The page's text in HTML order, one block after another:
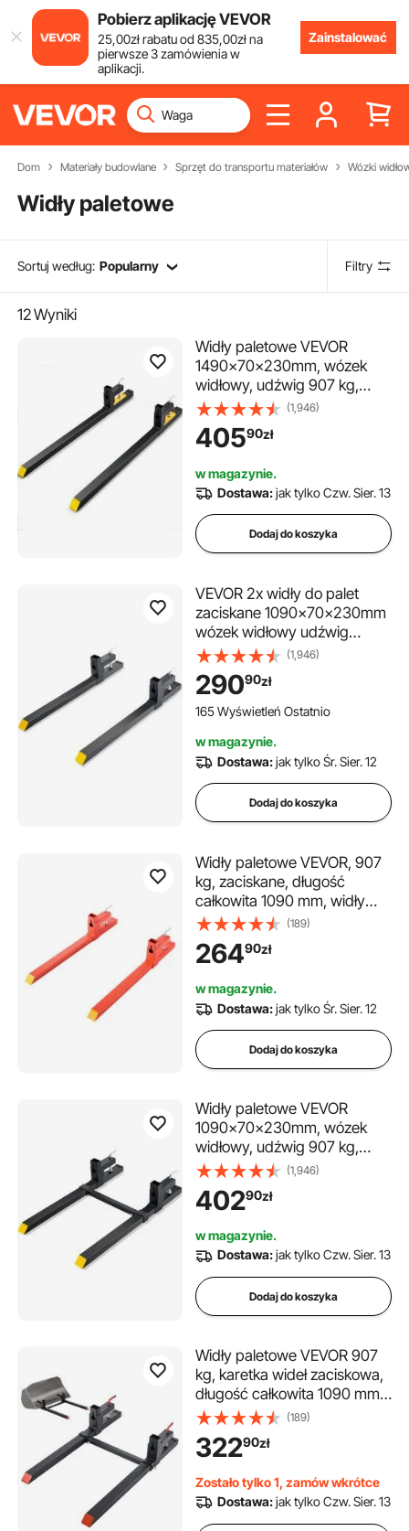
Pobierz aplikację VEVOR
25,00złrabatu od835,00złna
pierwsze 3 zamówienia w
aplikacji.
Zainstalować
Dom Materiały budowlane Sprzęt do transportu materiałów Wózki
Widły paletowe
Sortuj według: Popularny Filtry
12Wyniki
Widły paletowe VEVOR
1490x70x230mm, wózek
widłowy, udźwig 907 kg,
widły o długości całkowitej
149 cm z ostrzem 109,2 cm,
wózek widłowy, zęby wózka
czołowa, rama palety
(1,946)
40590zł
w magazynie.
Dostawa:jak tylko Czw. Sier. 13
Dodaj do koszyka
VEVOR 2x widły do ​​palet
zaciskane 1090x70x230mm
wózek widłowy udźwig
907kg widły o długości
całkowitej 109cm z ostrzem
wideł 76,2cm wózek widłowy
zęby wózka widłowego
paletowa
(1,946)
29090zł
165 Wyświetleń Ostatnio
w magazynie.
Dostawa:jak tylko Śr. Sier. 12
Dodaj do koszyka
Widły paletowe VEVOR, 907
kg, zaciskane, długość
całkowita 1090 mm, widły
szybkozłączne, kompatybilne
z osprzętem ciągnika,
ładowarką i ładowarką
pomarańczowe
(189)
26490zł
w magazynie.
Dostawa:jak tylko Śr. Sier. 12
Dodaj do koszyka
Widły paletowe VEVOR
1090x70x230mm, wózek
widłowy, udźwig 907 kg,
widły o długości całkowitej
109 cm z ostrzem 76 cm,
wózek widłowy z
widłowego, ładowarka
czołowa, rama paletowa
(1,946)
40290zł
w magazynie.
Dostawa:jak tylko Czw. Sier. 13
Dodaj do koszyka
Widły paletowe VEVOR 907
kg, karetka wideł zaciskowa,
długość całkowita 1090 mm,
widły z regulowanym
stabilizatorem do osprzętu
ciągnika, łyżki ładującej i
czarne
(189)
32290zł
Zostało tylko 1, zamów wkrótce
Dostawa:jak tylko Czw. Sier. 13